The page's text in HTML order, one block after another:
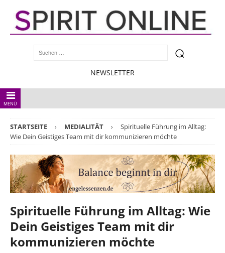
NEWSLETTER
MENÜ
STARTSEITE MEDIALITÄT
Spirituelle Führung im Alltag:
Wie Dein Geistiges Team mit dir kommunizieren möchte
Spirituelle Führung im Alltag: Wie
Dein Geistiges Team mit dir
kommunizieren möchte